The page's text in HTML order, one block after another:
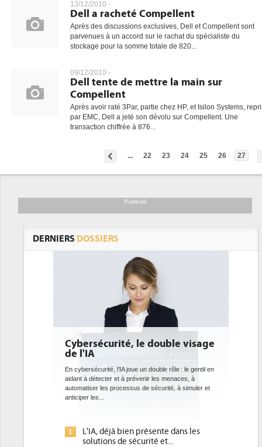
13/12/2010 -
Dell a racheté Compellent
Après des discussions exclusives, Dell et Compellent sont
parvenues à un accord sur le rachat du spécialiste du
stockage pour la somme totale de 820...
09/12/2010 -
Dell tente de mettre la main sur
Compellent
Après avoir raté 3Par, partie chez HP, et Isilon Systems,
par EMC, Dell a jeté son dévolu sur Compellent. Une
transaction chiffrée à 876...
... 22 23 24 25 26 27
Publicité
DERNIERS DOSSIERS
Cybersécurité, le double visage
de l'IA
En cybersécurité, l'IA joue un double rôle : le gentil en
aidant à détecter et à prévenir les menaces, à
automatiser les processus de sécurité, à simuler et
anticiper les...
1
L'IA, déjà bien présente dans les
solutions de sécurité et...